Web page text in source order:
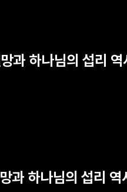
과 하나님의 섭리
과 하나님의 섭리